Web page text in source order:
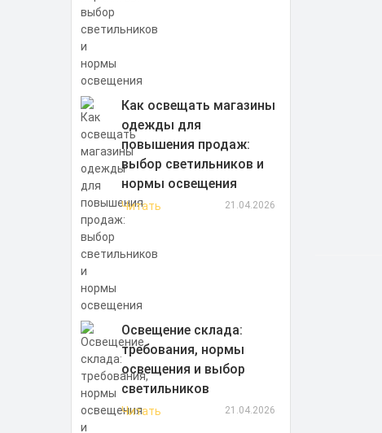
Как освещать магазины
одежды для
повышения продаж:
выбор светильников и
нормы освещения
Читать 21.04.2026
Освещение склада:
требования, нормы
освещения и выбор
светильников
Читать 21.04.2026